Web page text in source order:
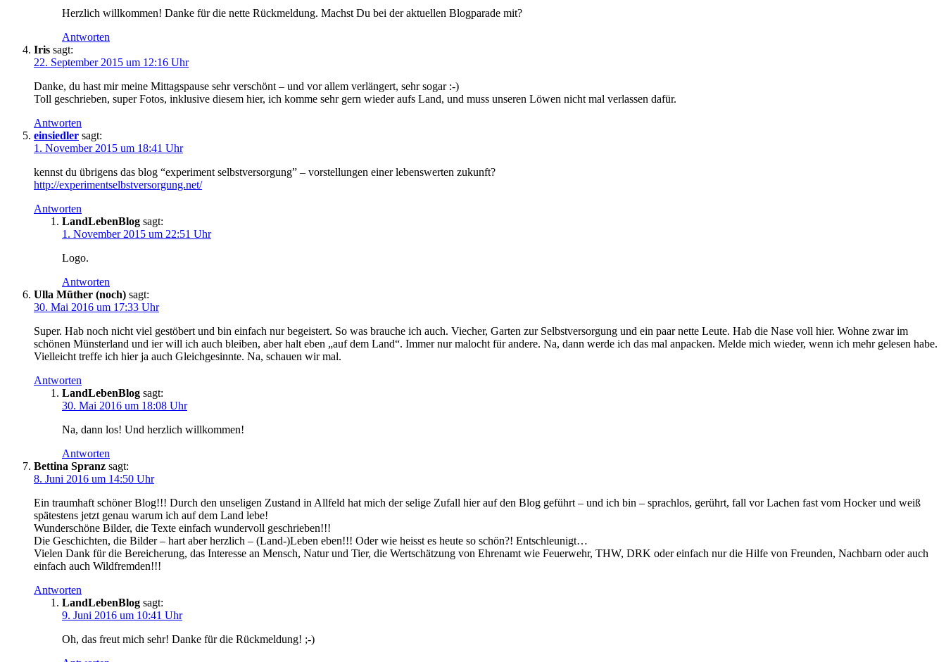
Herzlich willkommen! Danke für die nette Rückmeldung. Machst Du bei der aktuellen Blogparade mit?
Antworten
Iris sagt:
22. September 2015 um 12:16 Uhr
Danke, du hast mir meine Mittagspause sehr verschönt – und vor allem verlängert, sehr sogar :-)
Toll geschrieben, super Fotos, inklusive diesem hier, ich komme sehr gern wieder aufs Land, und muss unseren Löwen nicht mal verlassen dafür.
Antworten
einsiedler sagt:
1. November 2015 um 18:41 Uhr
kennst du übrigens das blog “experiment selbstversorgung” – vorstellungen einer lebenswerten zukunft?
http://experimentselbstversorgung.net/
Antworten
LandLebenBlog sagt:
1. November 2015 um 22:51 Uhr
Logo.
Antworten
Ulla Müther (noch) sagt:
30. Mai 2016 um 17:33 Uhr
Super. Hab noch nicht viel gestöbert und bin einfach nur begeistert. So was brauche ich auch. Viecher, Garten zur Selbstversorgung und ein paar nette Leute. Hab die Nase voll hier. Wohne zwar im
schönen Münsterland und ier will ich auch bleiben, aber halt eben „auf dem Land“. Immer nur malocht für andere. Na, dann werde ich das mal anpacken. Melde mich wieder, wenn ich mehr gelesen habe.
Vielleicht treffe ich hier ja auch Gleichgesinnte. Na, schauen wir mal.
Antworten
LandLebenBlog sagt:
30. Mai 2016 um 18:08 Uhr
Na, dann los! Und herzlich willkommen!
Antworten
Bettina Spranz sagt:
8. Juni 2016 um 14:50 Uhr
Ein traumhaft schöner Blog!!! Durch den unseligen Zustand in Allfeld hat mich der selige Zufall hier auf den Blog geführt – und ich bin – sprachlos, gerührt, fall vor Lachen fast vom Hocker und weiß
spätestens jetzt genau warum ich auf dem Land lebe!
Wunderschöne Bilder, die Texte einfach wundervoll geschrieben!!!
Die Geschichten, die Bilder – hart aber herzlich – (Land-)Leben eben!!! Oder wie heisst es heute so schön?! Entschleunigt…
Vielen Dank für die Bereicherung, das Interesse an Mensch, Natur und Tier, die Wertschätzung von Ehrenamt wie Feuerwehr, THW, DRK oder einfach nur die Hilfe von Freunden, Nachbarn oder auch
einfach auch Wildfremden!!!
Antworten
LandLebenBlog sagt:
9. Juni 2016 um 10:41 Uhr
Oh, das freut mich sehr! Danke für die Rückmeldung! ;-)